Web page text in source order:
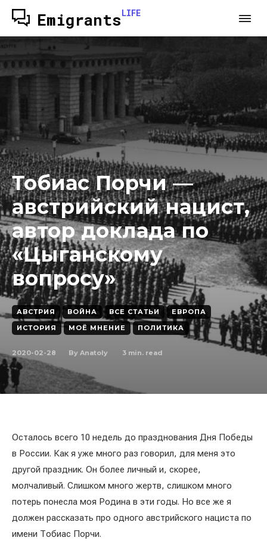
EmigrantsLIFE
Тобиас Порчи —
австрийский нацист,
автор доклада по
«Цыганскому
вопросу»
АВСТРИЯ ВОЙНА ВСЕ СТАТЬИ
ЕВРОПА
ИСТОРИЯ
МОЁ МНЕНИЕ ПОЛИТИКА
2020-02-28 By Anatoly 3 min. read
Осталось всего 10 недель до празднования Дня Победы
в России. Как я уже много раз говорил, для меня это
другой праздник. Он более личный и, скорее,
молчаливый. Слишком много жертв, слишком много
потерь понесла моя Родина в эти годы. Но все же я
должен рассказать про одного австрийского нациста по
имени Тобиас Порчи.